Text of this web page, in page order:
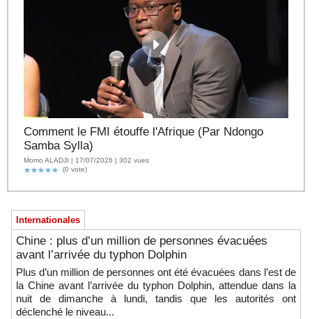
Comment le FMI étouffe l'Afrique (Par Ndongo
Samba Sylla)
Momo ALADJI | 17/07/2026 | 302 vues
(0 vote)
Internationales
Chine : plus d’un million de personnes évacuées
avant l’arrivée du typhon Dolphin
Plus d’un million de personnes ont été évacuées dans l’est de
la Chine avant l’arrivée du typhon Dolphin, attendue dans la
nuit de dimanche à lundi, tandis que les autorités ont
déclenché le niveau...